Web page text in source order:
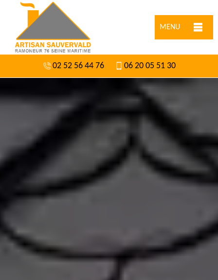
MENU
02 52 56 44 76 06 20 05 51 30